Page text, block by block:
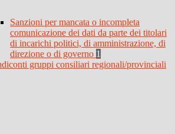
Sanzioni per mancata o incompleta
comunicazione dei dati da parte dei titolari
di incarichi politici, di amministrazione, di
direzione o di governo 1
gruppi consiliari regionali/provinciali